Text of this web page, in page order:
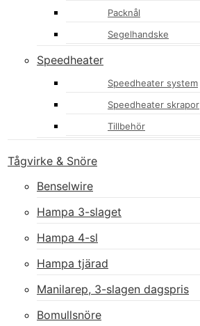
Packnål
Segelhandske
Speedheater
Speedheater system
Speedheater skrapor
Tillbehör
Tågvirke & Snöre
Benselwire
Hampa 3-slaget
Hampa 4-sl
Hampa tjärad
Manilarep, 3-slagen dagspris
Bomullsnöre